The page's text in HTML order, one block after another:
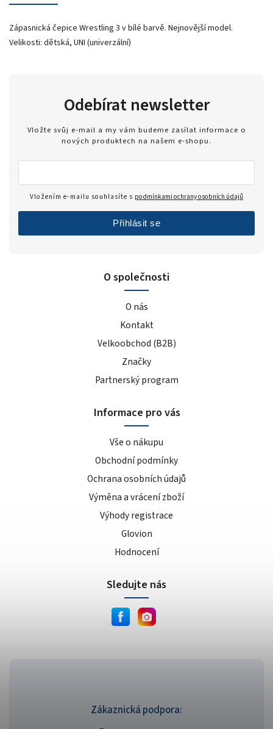
Zápasnická čepice Wrestling 3 v bílé barvě. Nejnovější model.
Velikosti: dětská, UNI (univerzální)
Zákaznická podpora:
O společnosti
O nás
Kontakt
Velkoobchod (B2B)
Značky
Partnerský program
Informace pro vás
Vše o nákupu
Obchodní podmínky
Ochrana osobních údajů
Výměna a vrácení zboží
Výhody registrace
Glovion
Hodnocení
Odebírat newsletter
Vložte svůj e-mail a my vám budeme zasílat informace o
nových produktech na našem e-shopu.
Vložením e-mailu souhlasíte s podmínkami ochrany osobních údajů
Přihlásit se
Sledujte nás